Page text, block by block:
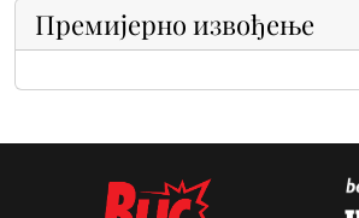
Премијерно извођење